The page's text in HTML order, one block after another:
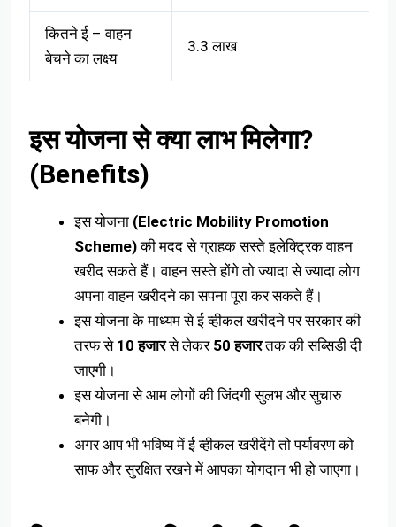
कितने ई – वाहन
बेचने का लक्ष्य
3.3 लाख
इस योजना से क्या लाभ मिलेगा?
(Benefits)
इस योजना (Electric Mobility Promotion
Scheme)की मदद से ग्राहक सस्ते इलेक्ट्रिक वाहन
खरीद सकते हैं। वाहन सस्ते होंगे तो ज्यादा से ज्यादा लोग
अपना वाहन खरीदने का सपना पूरा कर सकते हैं।
इस योजना के माध्यम से ई व्हीकल खरीदने पर सरकार की
तरफ से 10 हजारसे लेकर 50 हजारतक की सब्सिडी दी
जाएगी।
इस योजना से आम लोगों की जिंदगी सुलभ और सुचारु
बनेगी।
अगर आप भी भविष्य में ई व्हीकल खरीदेंगे तो पर्यावरण को
साफ और सुरक्षित रखने में आपका योगदान भी हो जाएगा।